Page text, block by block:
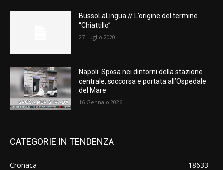
BussoLaLingua // L’origine del termine
“Chiattillo”
27 Luglio 2020
Napoli: Sposa nei dintorni della stazione
centrale, soccorsa e portata all’Ospedale
del Mare
16 Gennaio 2026
CATEGORIE IN TENDENZA
Cronaca
18633